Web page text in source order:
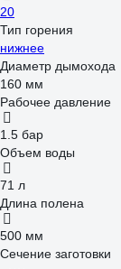
20
Тип горения
нижнее
Диаметр дымохода
160 мм
Рабочее давление
1.5 бар
Объем воды
71 л
Длина полена
500 мм
Cечение заготовки